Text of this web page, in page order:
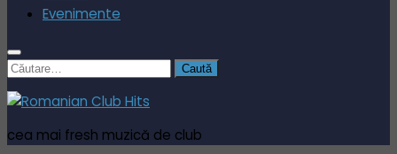
Evenimente
Caută
după:
cea mai fresh muzică de club